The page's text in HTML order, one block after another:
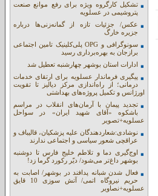
تشکیل کارگروه ویژه برای رفع موانع صنعت
پتروشیمی در عسلویه
عکس/ جزئیات تازه از گمانه‌زنی‌ها درباره
جزیره خارگ
سونوگرافی و OPG پلی‌کلینیک تامین اجتماعی
برازجان به بهره‌برداری رسید
ادارات استان بوشهر چهارشنبه تعطیل شد
پیگیری فرماندار عسلویه برای ارتقای خدمات
درمانی؛ از راه‌اندازی مرکز دیالیز تا تقویت
اورژانس و تکمیل پروژه‌های بهداشتی
تجدید پیمان با آرمان‌های انقلاب در مراسم
باشکوه «آقای شهید ایران» در سواحل
عسلویه+تصویر
نوشادی:شعاردهندگان علیه پزشکیان، قالیباف و
عراقچی شعور سیاسی و اجتماعی ندارند
اوج‌گیری دما و تلاطم خلیج فارس تا دوشنبه
بوشهر داغ‌تر می‌شود/ دیّر رکورد گرما زد!
فعال شدن شبانه پدافند در بوشهر/ اصابت به
حریم نیروگاه اتمی/ آتش سوزی 10 قایق
عسلویه+نصاویر